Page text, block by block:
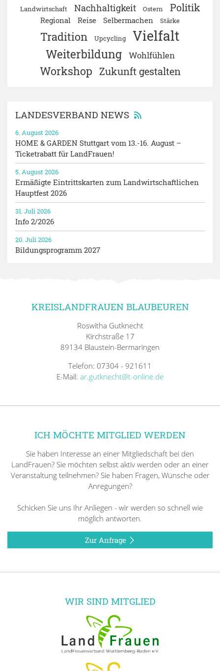
Landwirtschaft Nachhaltigkeit Ostern Politik
Regional Reise Selbermachen Stärke
Tradition Upcycling Vielfalt
Weiterbildung Wohlfühlen
Workshop Zukunft gestalten
LANDESVERBAND NEWS
HOME & GARDEN Stuttgart vom 13.-16. August –
Ticketrabatt für LandFrauen!
6. August 2026
Ermäßigte Eintrittskarten zum Landwirtschaftlichen
Hauptfest 2026
5. August 2026
Info 2/2026
31. Juli 2026
Bildungsprogramm 2027
20. Juli 2026
KREISLANDFRAUEN BLAUBEUREN
Roswitha Gutknecht
Kirchstraße 17
89134 Blaustein-Bermaringen
Telefon: 07304 - 921611
E-Mail: ar.gutknecht@t-online.de
ICH MÖCHTE MITGLIED WERDEN
Sie haben Interesse an einer Mitgliedschaft bei den
LandFrauen? Sie möchten selbst aktiv werden oder an einer
Veranstaltung teilnehmen? Sie haben Fragen, Wünsche oder
Anregungen?
Schicken Sie uns Ihr Anliegen - wir werden so schnell wie
möglich antworten.
Zur Anfrage
WIR SIND MITGLIED